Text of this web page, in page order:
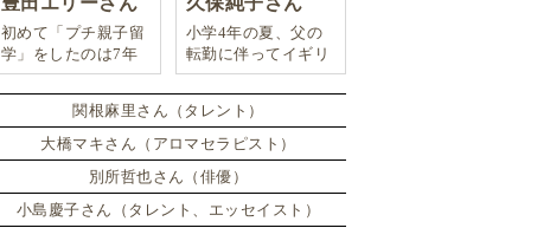
初めて「プチ親子留
学」をしたのは7年
前。娘は2週間ロン
ドンのサマースクー
ルに通い、英語劇に
挑戦したり、
小学4年の夏、父の
転勤に伴ってイギリ
スに引っ越した。
関根麻里さん（タレント）
大橋マキさん（アロマセラピスト）
別所哲也さん（俳優）
小島慶子さん（タレント、エッセイスト）